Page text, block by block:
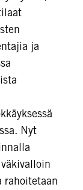
ja
Nyt
rahoitetaan